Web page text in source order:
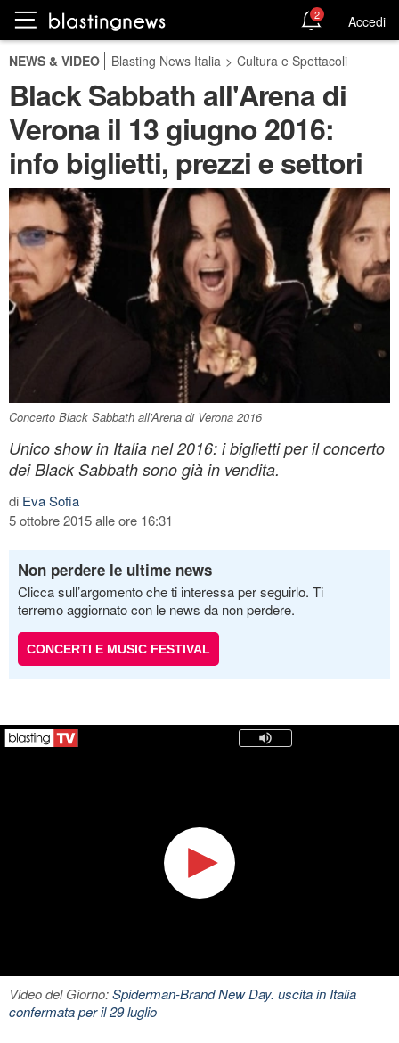
2 Accedi
NEWS & VIDEO Blasting News Italia > Cultura e Spettacoli
Black Sabbath all'Arena di
Verona il 13 giugno 2016:
info biglietti, prezzi e settori
Concerto Black Sabbath all'Arena di Verona 2016
Unico show in Italia nel 2016: i biglietti per il concerto
dei Black Sabbath sono già in vendita.
di Eva Sofia
5 ottobre 2015 alle ore 16:31
Non perdere le ultime news
Clicca sull’argomento che ti interessa per seguirlo. Ti
terremo aggiornato con le news da non perdere.
CONCERTI E MUSIC FESTIVAL
Video del Giorno:Spiderman-Brand New Day. uscita in Italia
confermata per il 29 luglio